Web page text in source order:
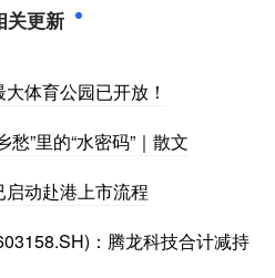
关更新
体育公园已开放！
”里的“水密码”｜散文
动赴港上市流程
：腾龙科技合计减持